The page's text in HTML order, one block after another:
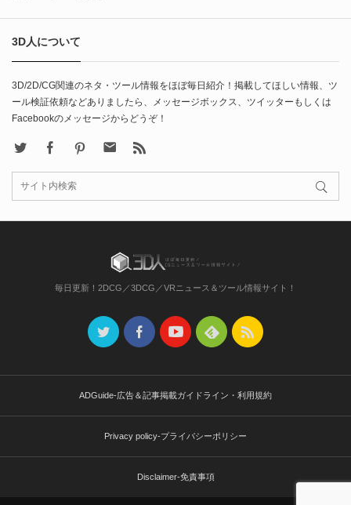
3D人について
3D/2D/CG関連のネタ・ツール情報をほぼ毎日紹介！掲載してほしい情報、ツ
ール検証依頼などありましたら、メッセージボックス、ツイッターもしくは
Facebookのメッセージからどうぞ！
FacebookPinterest Contact
毎日更新！2DCG／3DCG／VRニュース＆ツール情報サイト！
ADGuide-広告＆記事掲載ガイドライン・利用規約
Privacy policy-プライバシーポリシー
Disclaimer-免責事項